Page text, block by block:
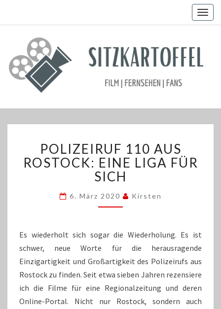
110
AUS
ROSTOCK:
EINE
LIGA
FÜR
POLIZEIRUF 110 AUS
ROSTOCK: EINE LIGA FÜR
SICH
6. März 2020 Kirsten
Es wiederholt sich sogar die Wiederholung. Es ist
schwer, neue Worte für die herausragende
Einzigartigkeit und Großartigkeit des Polizeirufs aus
Rostock zu finden. Seit etwa sieben Jahren rezensiere
ich die Filme für eine Regionalzeitung und deren
Online-Portal. Nicht nur Rostock, sondern auch